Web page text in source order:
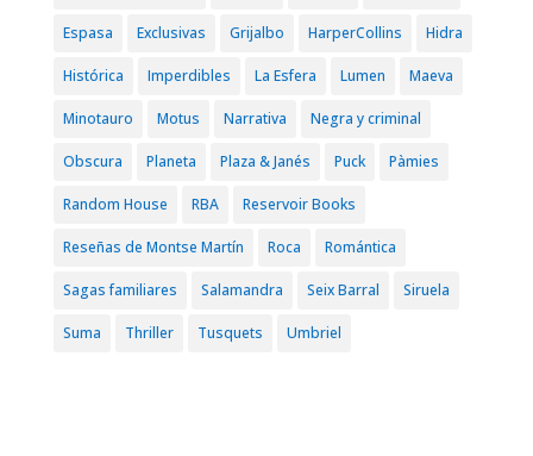
Espasa Exclusivas Grijalbo HarperCollins Hidra
Histórica Imperdibles La Esfera Lumen Maeva
Minotauro Motus Narrativa Negra y criminal
Obscura Planeta Plaza & Janés Puck Pàmies
Random House RBA Reservoir Books
Reseñas de Montse Martín Roca Romántica
Sagas familiares Salamandra Seix Barral Siruela
Suma Thriller Tusquets Umbriel